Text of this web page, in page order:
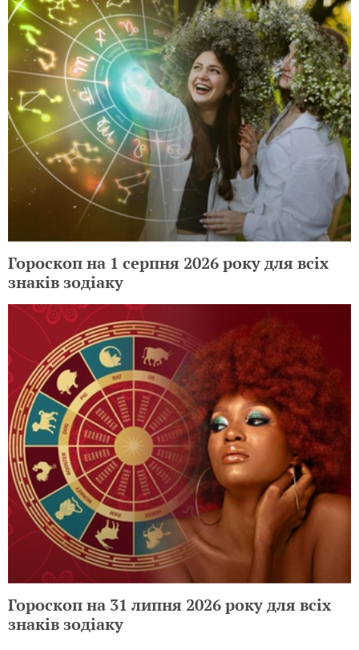
Гороскоп на 1 серпня 2026 року для всіх
знаків зодіаку
Гороскоп на 31 липня 2026 року для всіх
знаків зодіаку